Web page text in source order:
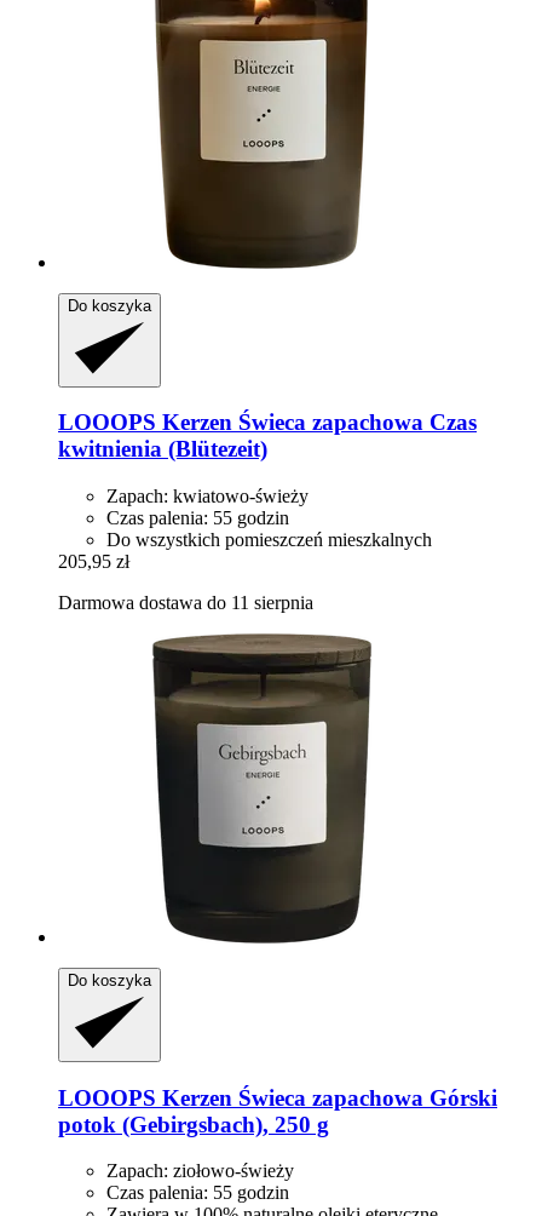
Do koszyka
LOOOPS Kerzen Świeca zapachowa Czas
kwitnienia (Blütezeit)
Zapach: kwiatowo-świeży
Czas palenia: 55 godzin
Do wszystkich pomieszczeń mieszkalnych
205,95 zł
Darmowa dostawa do 11 sierpnia
Do koszyka
LOOOPS Kerzen Świeca zapachowa Górski
potok (Gebirgsbach), 250 g
Zapach: ziołowo-świeży
Czas palenia: 55 godzin